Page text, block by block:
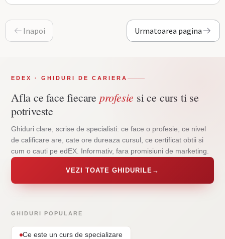
Inapoi Urmatoarea pagina
EDEX · GHIDURI DE CARIERA
Afla ce face fiecare profesie si ce curs ti se
potriveste
Ghiduri clare, scrise de specialisti: ce face o profesie, ce nivel
de calificare are, cate ore dureaza cursul, ce certificat obtii si
cum o cauti pe edEX. Informativ, fara promisiuni de marketing.
VEZI TOATE GHIDURILE →
GHIDURI POPULARE
Ce este un curs de specializare